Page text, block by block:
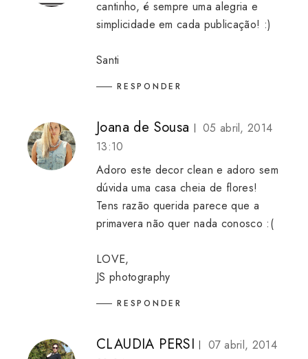
cantinho, é sempre uma alegria e
simplicidade em cada publicação! :)
Santi
RESPONDER
Joana de Sousa
05 abril, 2014
13:10
Adoro este decor clean e adoro sem
dúvida uma casa cheia de flores!
Tens razão querida parece que a
primavera não quer nada conosco :(
LOVE,
JS photography
RESPONDER
CLAUDIA PERSI
07 abril, 2014